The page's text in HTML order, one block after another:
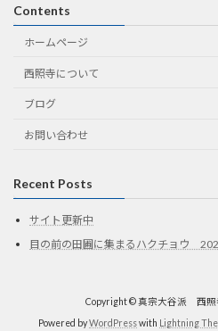
Contents
ホームページ
西照寺について
ブログ
お問い合わせ
Recent Posts
サイト更新中
目の前の田圃に集まるハクチョウ
Copyright © 真宗大谷派 西照
Powered byWordPresswith Lightning